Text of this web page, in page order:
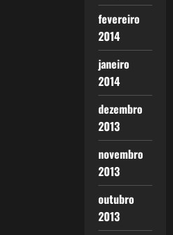
fevereiro
2014
janeiro
2014
dezembro
2013
novembro
2013
outubro
2013